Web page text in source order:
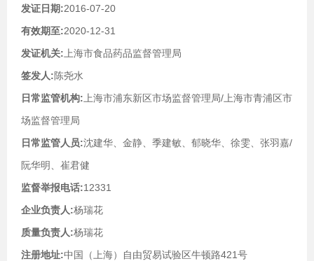
发证日期:2016-07-20
有效期至:2020-12-31
发证机关: 上海市食品药品监督管理局
签发人:陈尧水
日常监管机构: 上海市浦东新区市场监督管理局/上海市青浦区市
场监督管理局
日常监管人员:沈建华、金静、季建敏、郁晓华、徐雯、张羽嘉/
阮华明、崔君健
监督举报电话:12331
企业负责人:杨瑞花
质量负责人:杨瑞花
注册地址:中国（上海）自由贸易试验区牛顿路421号